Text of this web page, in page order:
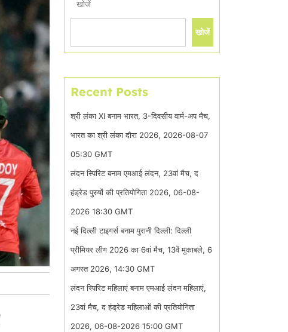
खोजें
खोजें
Recent Posts
श्री लंका XI बनाम भारत, 3-दिवसीय वार्म-अप मैच,
भारत का श्री लंका दौरा 2026, 2026-08-07
05:30 GMT
लंदन स्पिरिट बनाम एमआई लंदन, 23वां मैच, द
हंड्रेड पुरुषों की प्रतियोगिता 2026, 06-08-
2026 18:30 GMT
नई दिल्ली टाइगर्स बनाम पुरानी दिल्ली: दिल्ली
प्रीमियर लीग 2026 का 6वां मैच, 13वें मुकाबले, 6
अगस्त 2026, 14:30 GMT
लंदन स्पिरिट महिलाएं बनाम एमआई लंदन महिलाएं,
23वां मैच, द हंड्रेड महिलाओं की प्रतियोगिता
2026, 06-08-2026 15:00 GMT